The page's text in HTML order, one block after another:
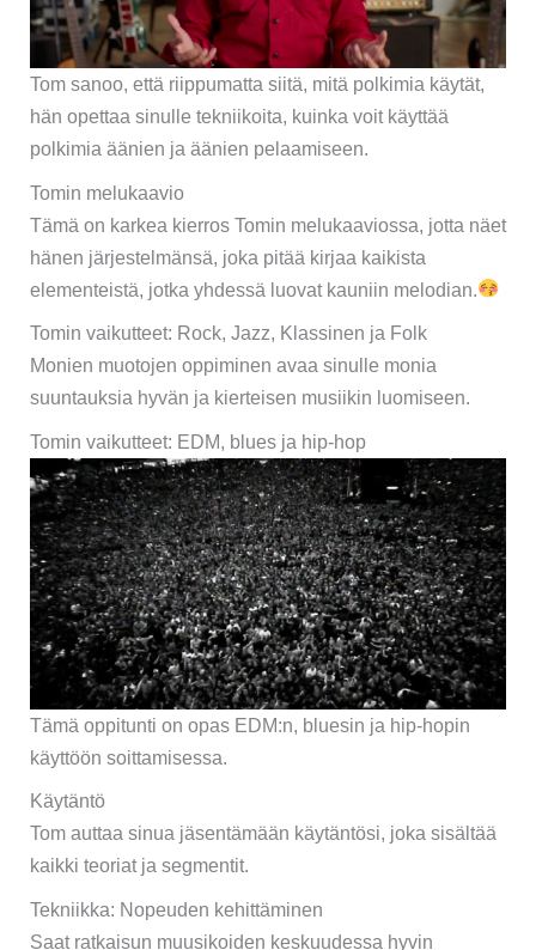
Tom sanoo, että riippumatta siitä, mitä polkimia käytät,
hän opettaa sinulle tekniikoita, kuinka voit käyttää
polkimia äänien ja äänien pelaamiseen.
Tomin melukaavio
Tämä on karkea kierros Tomin melukaaviossa, jotta näet
hänen järjestelmänsä, joka pitää kirjaa kaikista
elementeistä, jotka yhdessä luovat kauniin melodian.
Tomin vaikutteet: Rock, Jazz, Klassinen ja Folk
Monien muotojen oppiminen avaa sinulle monia
suuntauksia hyvän ja kierteisen musiikin luomiseen.
Tomin vaikutteet: EDM, blues ja hip-hop
Tämä oppitunti on opas EDM:n, bluesin ja hip-hopin
käyttöön soittamisessa.
Käytäntö
Tom auttaa sinua jäsentämään käytäntösi, joka sisältää
kaikki teoriat ja segmentit.
Tekniikka: Nopeuden kehittäminen
Saat ratkaisun muusikoiden keskuudessa hyvin